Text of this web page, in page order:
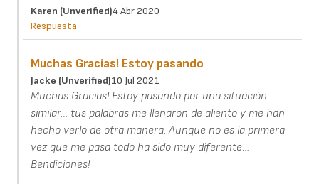
Karen (unverified)4 Abr 2020
Respuesta
Muchas Gracias! Estoy pasando
Jacke (unverified)10 Jul 2021
Muchas Gracias! Estoy pasando por una situación
similar… tus palabras me llenaron de aliento y me han
hecho verlo de otra manera. Aunque no es la primera
vez que me pasa todo ha sido muy diferente…
Bendiciones!